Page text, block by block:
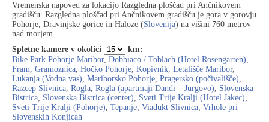
Vremenska napoved za lokacijo Razgledna ploščad pri Ančnikovem
gradišču. Razgledna ploščad pri Ančnikovem gradišču je gora v gorovju
Pohorje, Dravinjske gorice in Haloze (Slovenija) na višini 760 metrov
nad morjem.
Spletne kamere v okolici
km:
Bike Park Pohorje Maribor, Dobbiaco / Toblach (Hotel Rosengarten),
Fram, Gramoznica, Hočko Pohorje, Kopivnik, Letališče Maribor,
Lukanja (Vodna vas), Mariborsko Pohorje, Pragersko (počivališče),
Razcep Slivnica, Rogla, Rogla (apartmaji Dandi – Jurgovo), Slovenska
Bistrica, Slovenska Bistrica (center), Sveti Trije Kralji (Hotel Jakec),
Sveti Trije Kralji (Pohorje), Tepanje, Viadukt Slivnica, Vrhole pri
Slovenskih Konjicah